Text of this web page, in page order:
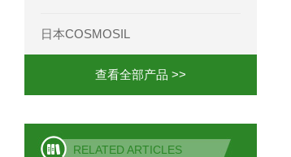
日本COSMOSIL
查看全部产品 >>
RELATED ARTICLES